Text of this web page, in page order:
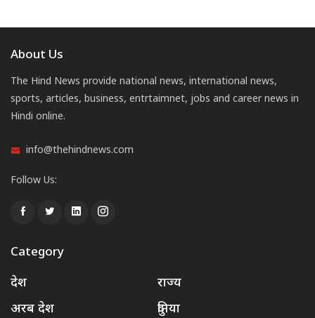
About Us
The Hind News provide national news, international news,
sports, articles, business, entrtaimnet, jobs and career news in
Hindi online.
info@thehindnews.com
Follow Us:
Category
देश
राज्य
अरब देश
दुनिया